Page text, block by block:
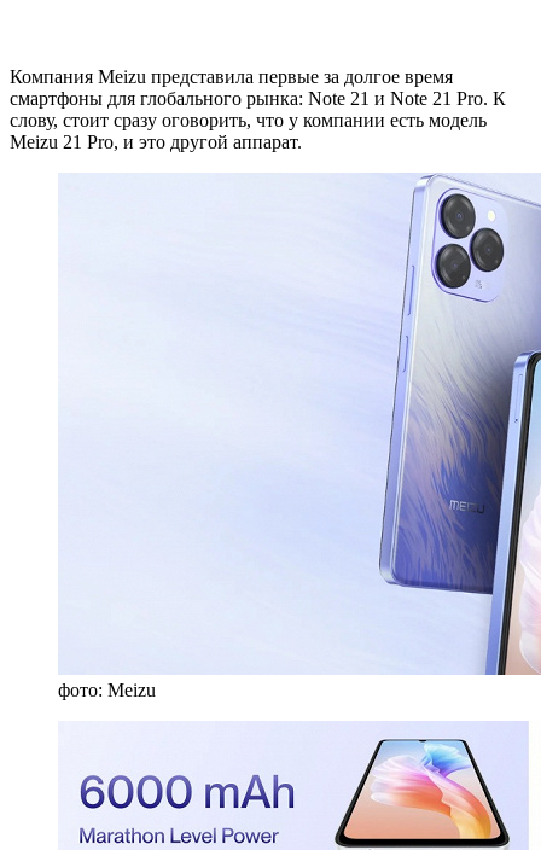
Компания Meizu представила первые за долгое время
смартфоны для глобального рынка: Note 21 и Note 21 Pro. К
слову, стоит сразу оговорить, что у компании есть модель
Meizu 21 Pro, и это другой аппарат.
фото: Meizu